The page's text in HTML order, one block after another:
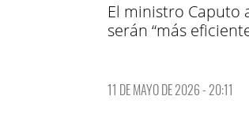
El ministro Caputo
serán “más
11 DE MAYO DE 2026 - 20:11